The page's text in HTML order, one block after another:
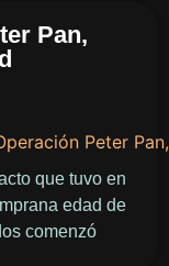
Pan,
que tuvo en
edad de
comenzó